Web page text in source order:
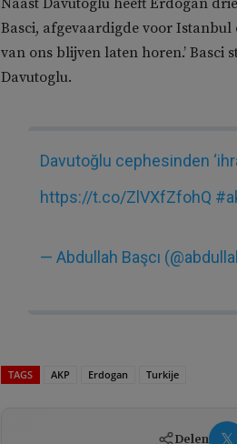
Naast Davutoglu heeft Erdogan
Basci, afgevaardigde voor Istanbul
van ons blijven laten horen.’ Basci
Davutoglu.
Davutoğlu cephesinden
https://t.co/ZlVXfZfohQ
— Abdullah Başcı
TAGS AKP Erdogan Turkije
Delen 𝕏